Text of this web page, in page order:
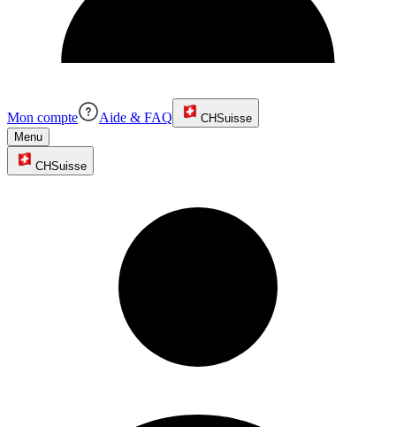
Mon compte Aide & FAQ CHSuisse
Menu
CHSuisse